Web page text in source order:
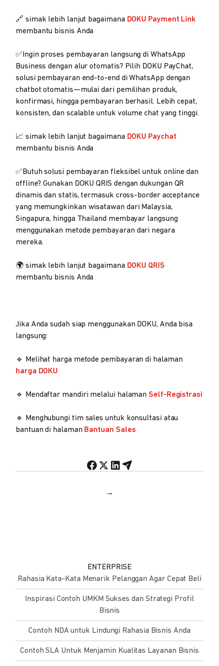
🔗 simak lebih lanjut bagaimana DOKU Payment Link
membantu bisnis Anda
✅Ingin proses pembayaran langsung di WhatsApp
Business dengan alur otomatis? Pilih DOKU PayChat,
solusi pembayaran end-to-end di WhatsApp dengan
chatbot otomatis—mulai dari pemilihan produk,
konfirmasi, hingga pembayaran berhasil. Lebih cepat,
konsisten, dan scalable untuk volume chat yang tinggi.
📈 simak lebih lanjut bagaimana DOKU Paychat
membantu bisnis Anda
✅Butuh solusi pembayaran fleksibel untuk online dan
offline? Gunakan DOKU QRIS dengan dukungan QR
dinamis dan statis, termasuk cross-border acceptance
yang memungkinkan wisatawan dari Malaysia,
Singapura, hingga Thailand membayar langsung
menggunakan metode pembayaran dari negara
mereka.
🌍 simak lebih lanjut bagaimana DOKU QRIS
membantu bisnis Anda
Jika Anda sudah siap menggunakan DOKU, Anda bisa
langsung:
🔹 Melihat harga metode pembayaran di halaman
harga DOKU
🔹 Mendaftar mandiri melalui halaman Self-Registrasi
🔹 Menghubungi tim sales untuk konsultasi atau
bantuan di halaman Bantuan Sales
→
ENTERPRISE
Rahasia Kata-Kata Menarik Pelanggan Agar Cepat Beli
Inspirasi Contoh UMKM Sukses dan Strategi Profil
Bisnis
Contoh NDA untuk Lindungi Rahasia Bisnis Anda
Contoh SLA Untuk Menjamin Kualitas Layanan Bisnis